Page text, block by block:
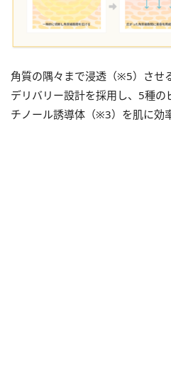
角質の隅々まで浸透（※5）させ
デリバリー設計を採用し、5種
チノール誘導体（※3）を肌に効